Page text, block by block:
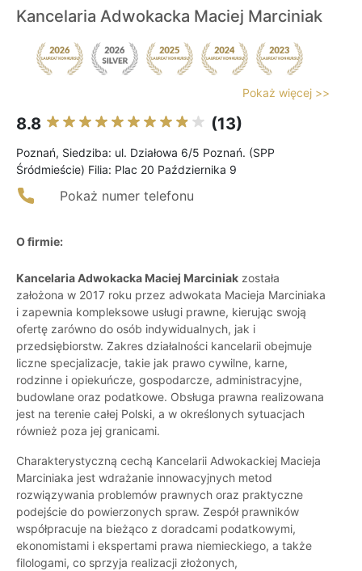
Kancelaria Adwokacka Maciej Marciniak
Pokaż więcej >>
8.8 (13)
Poznań, Siedziba: ul. Działowa 6/5 Poznań. (SPP
Śródmieście) Filia: Plac 20 Października 9
Pokaż numer telefonu
O firmie:
Kancelaria Adwokacka Maciej Marciniak została
założona w 2017 roku przez adwokata Macieja Marciniaka
i zapewnia kompleksowe usługi prawne, kierując swoją
ofertę zarówno do osób indywidualnych, jak i
przedsiębiorstw. Zakres działalności kancelarii obejmuje
liczne specjalizacje, takie jak prawo cywilne, karne,
rodzinne i opiekuńcze, gospodarcze, administracyjne,
budowlane oraz podatkowe. Obsługa prawna realizowana
jest na terenie całej Polski, a w określonych sytuacjach
również poza jej granicami.
Charakterystyczną cechą Kancelarii Adwokackiej Macieja
Marciniaka jest wdrażanie innowacyjnych metod
rozwiązywania problemów prawnych oraz praktyczne
podejście do powierzonych spraw. Zespół prawników
współpracuje na bieżąco z doradcami podatkowymi,
ekonomistami i ekspertami prawa niemieckiego, a także
filologami, co sprzyja realizacji złożonych,